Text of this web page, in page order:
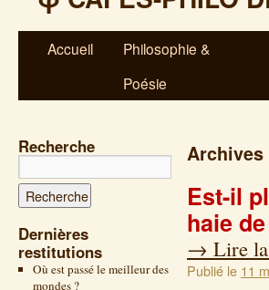
Accueil
Philosophie &
Poésie
Recherche
Dernières
restitutions
Où est passé le meilleur des
mondes ?
Est-il
haie
→ Lire
Publié le 11